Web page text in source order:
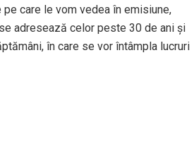
care le vom vedea în emisiune,
adresează celor peste 30 de ani și
în care se vor întâmpla lucruri